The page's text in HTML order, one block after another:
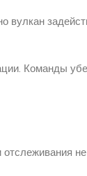
Команды